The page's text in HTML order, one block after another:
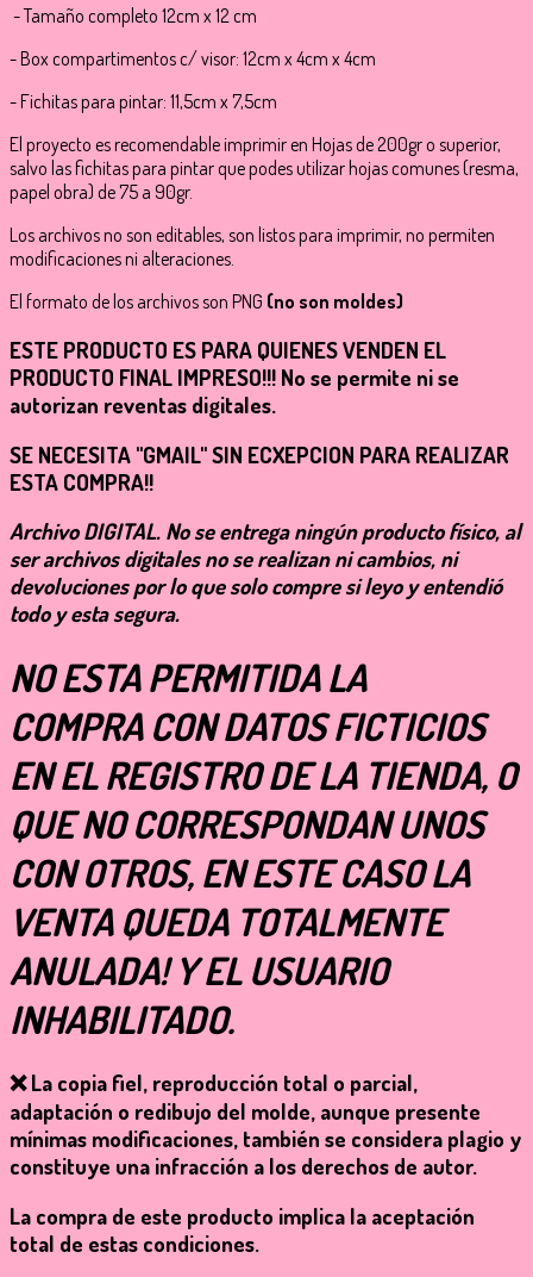
- Tamaño completo 12cm x 12 cm
- Box compartimentos c/ visor: 12cm x 4cm x 4cm
- Fichitas para pintar: 11,5cm x 7,5cm
El proyecto es recomendable imprimir en Hojas de 200gr o superior,
salvo las fichitas para pintar que podes utilizar hojas comunes (resma,
papel obra) de 75 a 90gr.
Los archivos no son editables, son listos para imprimir, no permiten
modificaciones ni alteraciones.
El formato de los archivos son PNG (no son moldes)
ESTE PRODUCTO ES PARA QUIENES VENDEN EL
PRODUCTO FINAL IMPRESO!!! No se permite ni se
autorizan reventas digitales.
SE NECESITA "GMAIL" SIN ECXEPCION PARA REALIZAR
ESTA COMPRA!!
ArchivoDIGITAL. No se entrega ningún producto físico, al
ser archivos digitales no se realizan ni cambios, ni
devoluciones por lo que solo compre si leyo y entendió
todo y esta segura.
NO ESTA PERMITIDA LA
COMPRA CON DATOS FICTICIOS
EN EL REGISTRO DE LA TIENDA, O
QUE NO CORRESPONDAN UNOS
CON OTROS, EN ESTE CASO LA
VENTA QUEDA TOTALMENTE
ANULADA! Y EL USUARIO
INHABILITADO.
❌ La copia fiel, reproducción total o parcial,
adaptación o redibujo del molde, aunque presente
mínimas modificaciones, también se considera plagio y
constituye una infracción a los derechos de autor.
La compra de este producto implica la aceptación
total de estas condiciones.